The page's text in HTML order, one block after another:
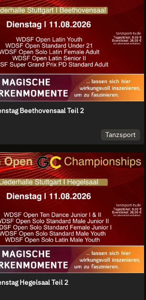
Beethovensaal Teil 2
Tanzsport
Hegelsaal Teil 2